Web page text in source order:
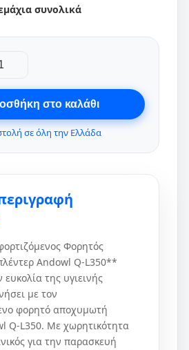
συνολικά
στο καλάθι
σε όλη την Ελλάδα
Φορητός
Andowl Q-L350**
της υγιεινής
με τον
φορητό αποχυμωτή
Q-L350. Με χωρητικότητα
για την παρασκευή